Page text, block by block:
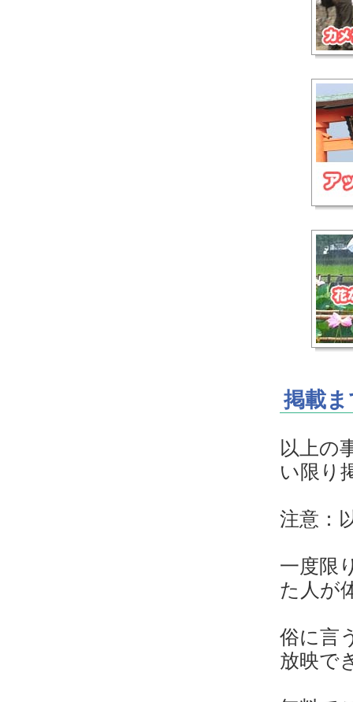
掲載
以上の
い限り
注意：
一度限
た人が
俗に言
放映で